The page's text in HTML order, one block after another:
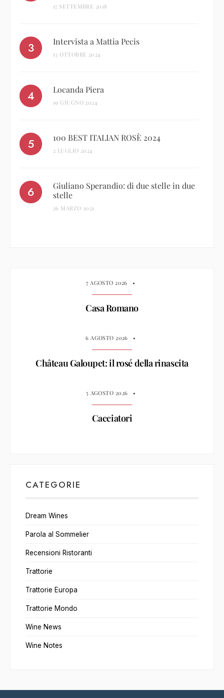
17 SETTEMBRE 2018
Intervista a Mattia Pecis
13 OTTOBRE 2024
Locanda Piera
19 GIUGNO 2024
100 BEST ITALIAN ROSÈ 2024
2 LUGLIO 2024
Giuliano Sperandio: di due stelle in due
stelle
26 MARZO 2021
7 AGOSTO 2026 •
Casa Romano
6 AGOSTO 2026 •
Château Galoupet: il rosé della rinascita
5 AGOSTO 2026 •
Cacciatori
CATEGORIE
Dream Wines
Parola al Sommelier
Recensioni Ristoranti
Trattorie
Trattorie Europa
Trattorie Mondo
Wine News
Wine Notes